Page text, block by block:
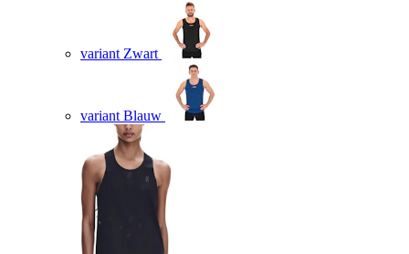
variant Zwart
variant Blauw